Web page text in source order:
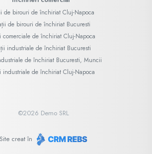
de birouri de închiriat Cluj-Napoca
de birouri de închiriat Bucuresti
comerciale de închiriat Cluj-Napoca
industriale de închiriat Bucuresti
de închiriat Bucuresti, Muncii
industriale de închiriat Cluj-Napoca
©2026 Demo SRL
Site creat în